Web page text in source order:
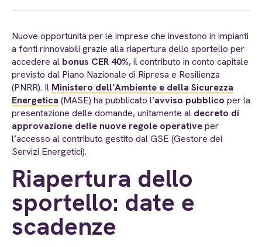
Nuove opportunità per le imprese che investono in impianti
a fonti rinnovabili grazie alla riapertura dello sportello per
accedere al bonus CER 40%, il contributo in conto capitale
previsto dal Piano Nazionale di Ripresa e Resilienza
(PNRR). Il Ministero dell’Ambiente e della Sicurezza
Energetica (MASE) ha pubblicato l’avviso pubblico per la
presentazione delle domande, unitamente al decreto di
approvazione delle nuove regole operativeper
l’accesso al contributo gestito dal GSE (Gestore dei
Servizi Energetici).
Riapertura dello
sportello: date e
scadenze